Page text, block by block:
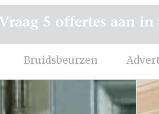
Bruidsbeurzen
Vraag 5 offertes aan